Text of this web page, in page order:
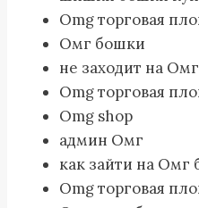
Omg торговая
Омг бошки
не заходит на Омг
Omg торговая
Omg shop
админ Омг
как зайти на Омг
Omg торговая